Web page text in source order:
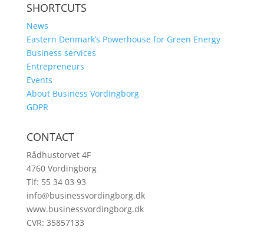
SHORTCUTS
News
Eastern Denmark’s Powerhouse for Green Energy
Business services
Entrepreneurs
Events
About Business Vordingborg
GDPR
CONTACT
Rådhustorvet 4F
4760 Vordingborg
Tlf: 55 34 03 93
info@businessvordingborg.dk
www.businessvordingborg.dk
CVR: 35857133